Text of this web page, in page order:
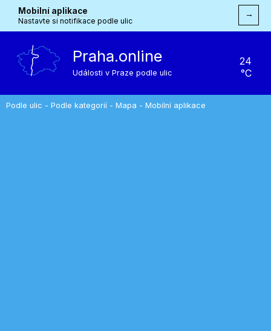
Mobilní aplikace
Nastavte si notifikace podle ulic
→
Praha.online
Události v Praze podle ulic
24
°C
Podle ulic - Podle kategorií - Mapa - Mobilní aplikace